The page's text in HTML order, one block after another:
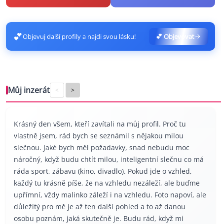
💕Objevuj další profily a najdi svou lásku! 💕 Objevovat
Můj inzerát < >
Krásný den všem, kteří zavítali na můj profil. Proč tu
vlastně jsem, rád bych se seznámil s nějakou milou
slečnou. Jaké bych měl požadavky, snad nebudu moc
náročný, když budu chtít milou, inteligentní slečnu co má
ráda sport, zábavu (kino, divadlo). Pokud jde o vzhled,
každý tu krásně píše, že na vzhledu nezáleží, ale buďme
upřímní, vždy malinko záleží i na vzhledu. Foto napoví, ale
důležitý pro mě je až ten další pohled a to až danou
osobu poznám, jaká skutečně je. Budu rád, když mi